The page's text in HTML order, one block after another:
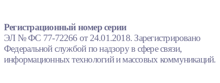
Регистрационный номер серии
ЭЛ № ФС 77-72266 от 24.01.2018. Зарегистрировано
Федеральной службой по надзору в сфере связи,
информационных технологий и массовых коммуникаций.